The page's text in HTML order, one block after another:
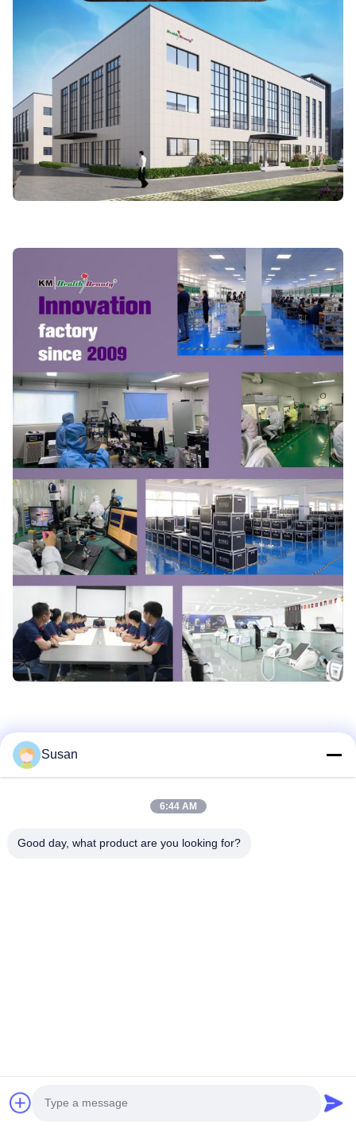
Alexandrite-Laser-Maschinen Nd Yag
© 2024- Weifang KM Electronics Co., Ltd.. Alle Rechte vorbehalten
Susan
6:44 AM
Good day, what product are you looking for?